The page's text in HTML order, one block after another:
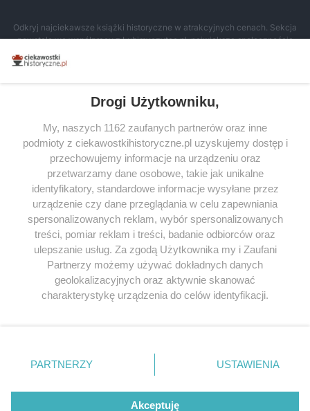
Odkryj najciekawsze książki historyczne w atrakcyjnych cenach. Sekcja
powstała we współpracy z Lubimyczytac.pl, największą społecznością
miłośników literatury w Polsce – dzięki temu możesz wybierać spośród
tytułów najwyżej ocenianych przez czytelników.
SERWIS
SPOŁECZNOŚĆ
WSPÓŁPRACA
KONTAKT
ODWIEDŹ RÓWNIEŻ:
Drogi Użytkowniku,
My, naszych 1162 zaufanych partnerów oraz inne
podmioty z ciekawostkihistoryczne.pl uzyskujemy dostęp i
przechowujemy informacje na urządzeniu oraz
przetwarzamy dane osobowe, takie jak unikalne
identyfikatory, standardowe informacje wysyłane przez
urządzenie czy dane przeglądania w celu zapewniania
spersonalizowanych reklam, wybór spersonalizowanych
treści, pomiar reklam i treści, badanie odbiorców oraz
ulepszanie usług. Za zgodą Użytkownika my i Zaufani
Partnerzy możemy używać dokładnych danych
geolokalizacyjnych oraz aktywnie skanować
charakterystykę urządzenia do celów identyfikacji.
zmienić/wycofać klikając przycisk ustawień prywatności
znajdujący się w lewym dolnym rogu strony
. Niektóre
użytkownika, ale masz prawo sprzeciwić się takiemu
PARTNERZY USTAWIENIA
Akceptuję